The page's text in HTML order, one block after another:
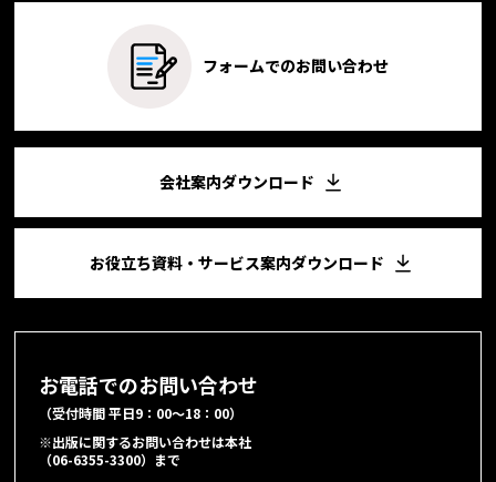
フォームでのお問い合わせ
会社案内ダウンロード
お役立ち資料・サービス案内ダウンロード
お電話でのお問い合わせ
（受付時間 平日9：00～18：00）
※出版に関するお問い合わせは本社
（06-6355-3300）まで